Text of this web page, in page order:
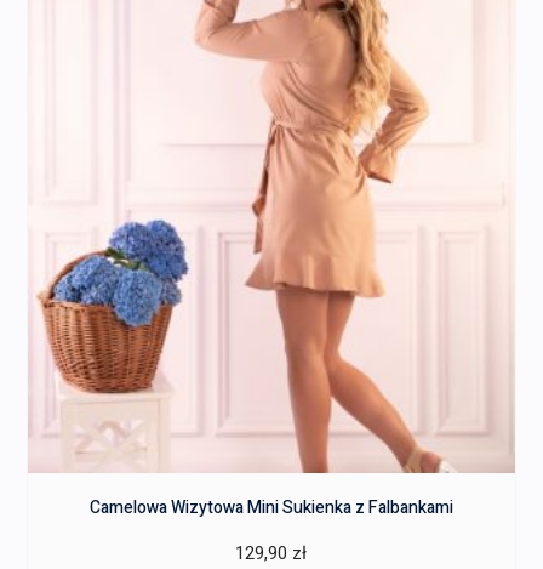
Camelowa Wizytowa Mini Sukienka z Falbankami
129,90 zł